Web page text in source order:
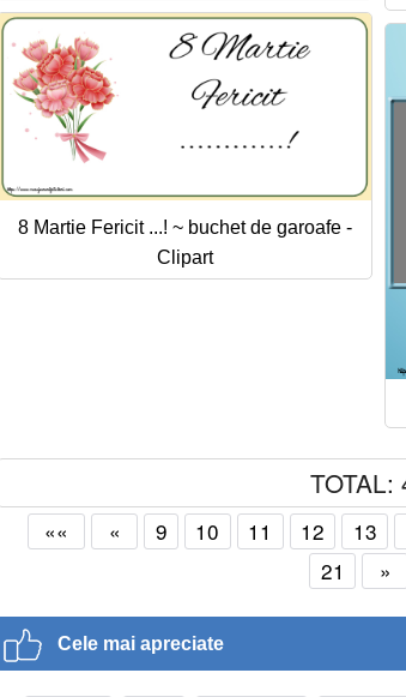
8 Martie Fericit ...! ~ buchet de garoafe -
Clipart
TOTAL:
«« « 9 10 11 12 13
21
»
Cele mai apreciate